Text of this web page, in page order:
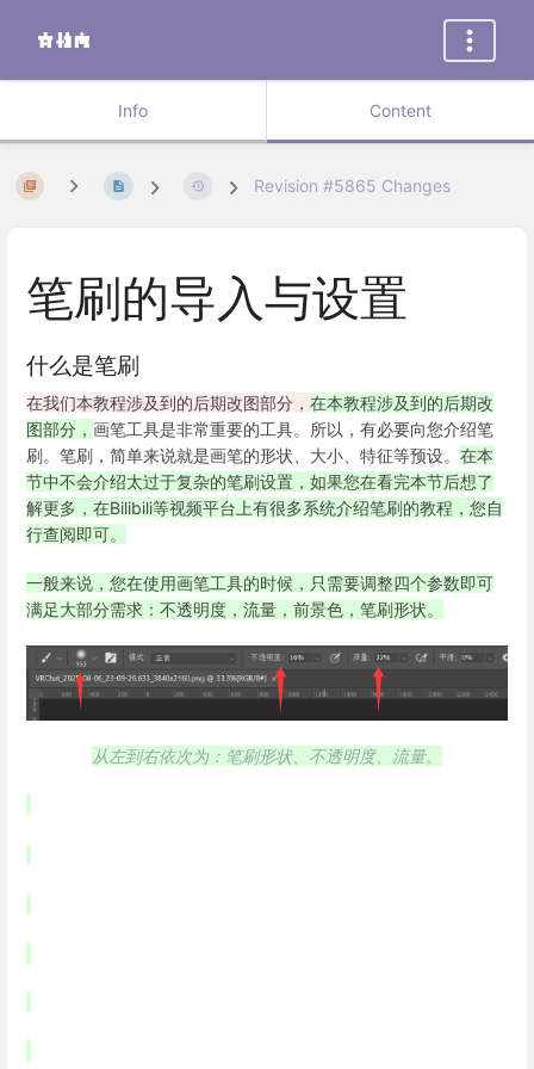
Info Content
Revision #5865 Changes
笔刷的导入与设置
什么是笔刷
在我们本教程涉及到的后期改图部分， 在本教程涉及到的后期改
图部分， 画笔工具是非常重要的工具。所以，有必要向您介绍笔
刷。笔刷，简单来说就是画笔的形状、大小、特征等预设。 在本
节中不会介绍太过于复杂的笔刷设置，如果您在看完本节后想了
解更多，在Bilibili等视频平台上有很多系统介绍笔刷的教程，您自
行查阅即可。
一般来说，您在使用画笔工具的时候，只需要调整四个参数即可
满足大部分需求：不透明度，流量，前景色，笔刷形状。
从左到右依次为：笔刷形状、不透明度、流量。